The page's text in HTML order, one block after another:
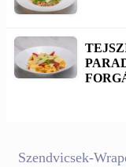
Szendvicsek-